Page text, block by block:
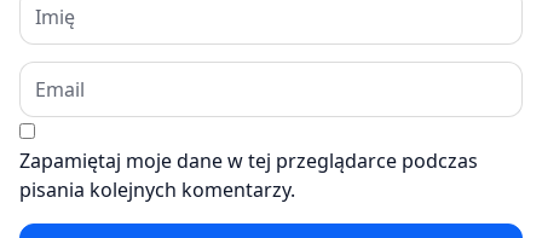
Zapamiętaj moje dane w tej przeglądarce podczas
pisania kolejnych komentarzy.